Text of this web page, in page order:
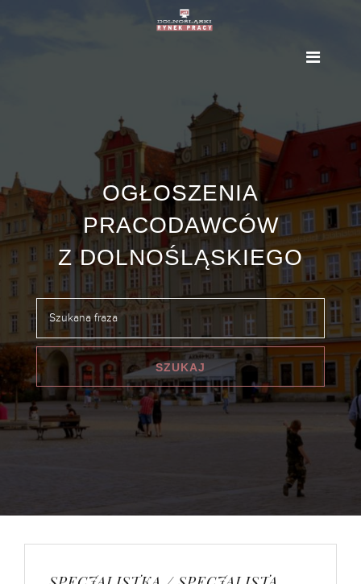
OGŁOSZENIA
PRACODAWCÓW
Z DOLNOŚLĄSKIEGO